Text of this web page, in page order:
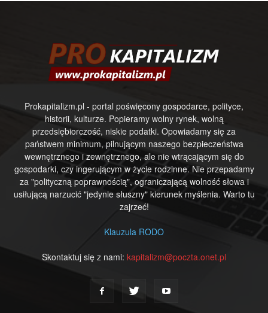
Prokapitalizm.pl - portal poświęcony gospodarce, polityce,
historii, kulturze. Popieramy wolny rynek, wolną
przedsiębiorczość, niskie podatki. Opowiadamy się za
państwem minimum, pilnującym naszego bezpieczeństwa
wewnętrznego i zewnętrznego, ale nie wtrącającym się do
gospodarki, czy ingerującym w życie rodzinne. Nie przepadamy
za "polityczną poprawnością", ograniczającą wolność słowa i
usiłującą narzucić "jedynie słuszny" kierunek myślenia. Warto tu
zajrzeć!
Klauzula RODO
Skontaktuj się z nami: kapitalizm@poczta.onet.pl